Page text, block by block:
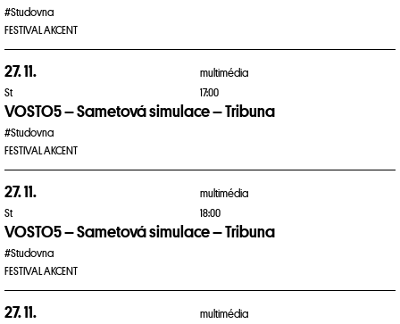
#Studovna
FESTIVAL AKCENT
27. 11.
St
multimédia
17:00
VOSTO5 – Sametová simulace – Tribuna
#Studovna
FESTIVAL AKCENT
27. 11.
St
multimédia
18:00
VOSTO5 – Sametová simulace – Tribuna
#Studovna
FESTIVAL AKCENT
27. 11.
multimédia